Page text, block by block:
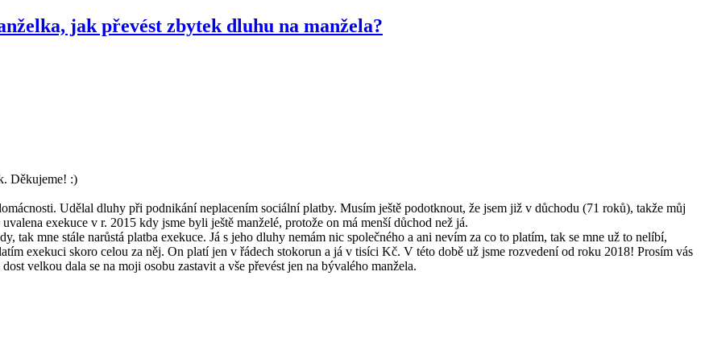
jak převést zbytek dluhu na manžela?
Děkujeme! :)
Udělal dluhy při podnikání neplacením sociální platby. Musím ještě podotknout, že jsem již v důchodu (71 roků), takže můj
exekuce v r. 2015 kdy jsme byli ještě manželé, protože on má menší důchod než já.
tak mne stále narůstá platba exekuce. Já s jeho dluhy nemám nic společného a ani nevím za co to platím, tak se mne už to nelíbí,
exekuci skoro celou za něj. On platí jen v řádech stokorun a já v tisíci Kč. V této době už jsme rozvedení od roku 2018! Prosím vás
velkou dala se na moji osobu zastavit a vše převést jen na bývalého manžela.